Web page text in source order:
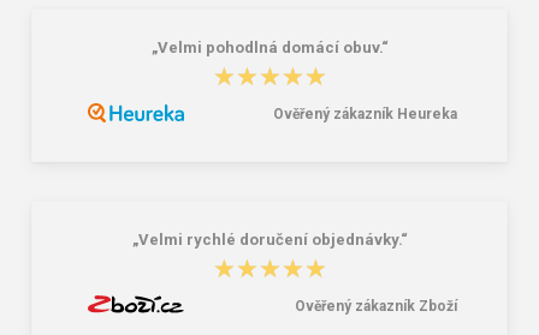
„Velmi pohodlná domácí obuv.“
★★★★★
★★★★★
Ověřený zákazník Heureka
„Velmi rychlé doručení objednávky.“
★★★★★
★★★★★
Ověřený zákazník Zboží